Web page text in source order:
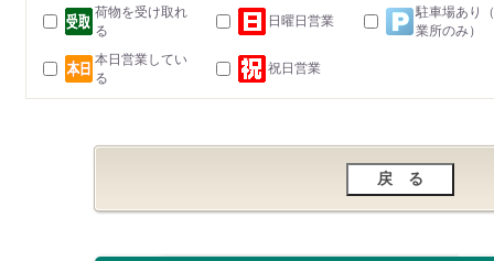
荷物を受け取れ
る
日曜日営業
駐車場あり
業所のみ）
本日営業してい
る
祝日営業